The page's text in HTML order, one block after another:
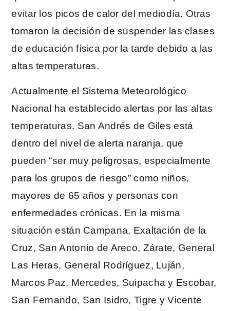
evitar los picos de calor del mediodía. Otras
tomaron la decisión de suspender las clases
de educación física por la tarde debido a las
altas temperaturas.
Actualmente el Sistema Meteorológico
Nacional ha establecido alertas por las altas
temperaturas. San Andrés de Giles está
dentro del nivel de alerta naranja, que
pueden “ser muy peligrosas, especialmente
para los grupos de riesgo” como niños,
mayores de 65 años y personas con
enfermedades crónicas. En la misma
situación están Campana, Exaltación de la
Cruz, San Antonio de Areco, Zárate, General
Las Heras, General Rodríguez, Luján,
Marcos Paz, Mercedes, Suipacha y Escobar,
San Fernando, San Isidro, Tigre y Vicente